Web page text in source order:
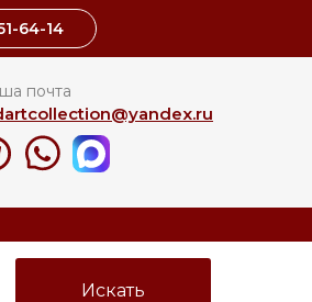
почта
64-14
Искать